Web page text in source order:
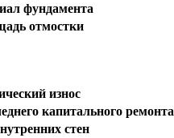
фундамента
отмостки
износ
капитального ремонта
стен